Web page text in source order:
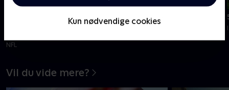
Kun nødvendige cookies
Arizona Cardinals-Carolina
NFL
6. etape
Vil du vide mere?